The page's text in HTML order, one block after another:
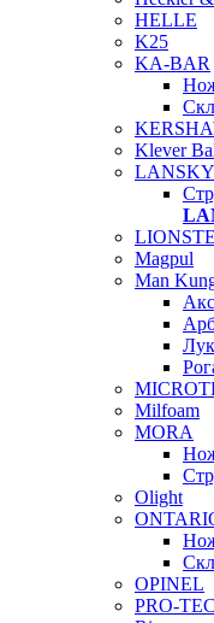
HELLE
K25
KA-BAR
Klever
LANSKY
Magpul
Man
Milfoam
MORA
Olight
OPINEL
PRO-